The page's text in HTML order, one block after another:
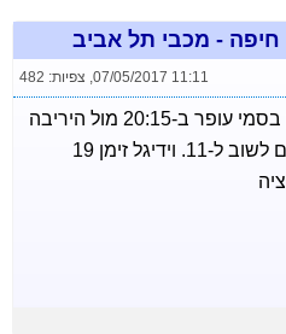
- מכבי תל אביב
07/05/2017 11:11
, צפיות: 482
מכבי ת"א תצא למשחק אחרון בסמי עופר ב-20:15 מול היריבה
בירוק, שני שחקני ההגנה צפויים לשוב ל-11. וידיגל זימן 19